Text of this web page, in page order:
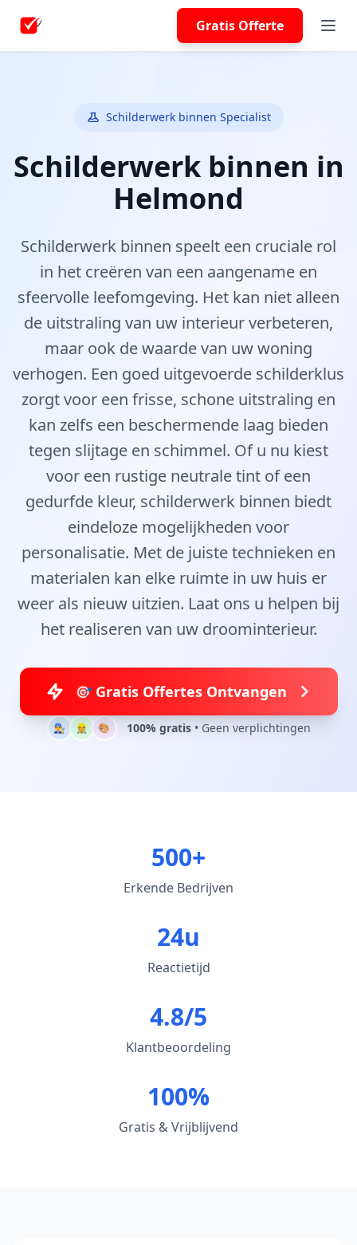
Gratis Offerte
Schilderwerk binnen Specialist
Schilderwerk binnen in
Helmond
Schilderwerk binnen speelt een cruciale rol
in het creëren van een aangename en
sfeervolle leefomgeving. Het kan niet alleen
de uitstraling van uw interieur verbeteren,
maar ook de waarde van uw woning
verhogen. Een goed uitgevoerde schilderklus
zorgt voor een frisse, schone uitstraling en
kan zelfs een beschermende laag bieden
tegen slijtage en schimmel. Of u nu kiest
voor een rustige neutrale tint of een
gedurfde kleur, schilderwerk binnen biedt
eindeloze mogelijkheden voor
personalisatie. Met de juiste technieken en
materialen kan elke ruimte in uw huis er
weer als nieuw uitzien. Laat ons u helpen bij
het realiseren van uw droominterieur.
🎯 Gratis Offertes Ontvangen
👨‍🔧 👷 🎨 100% gratis• Geen verplichtingen
500+
Erkende Bedrijven
24u
Reactietijd
4.8/5
Klantbeoordeling
100%
Gratis & Vrijblijvend